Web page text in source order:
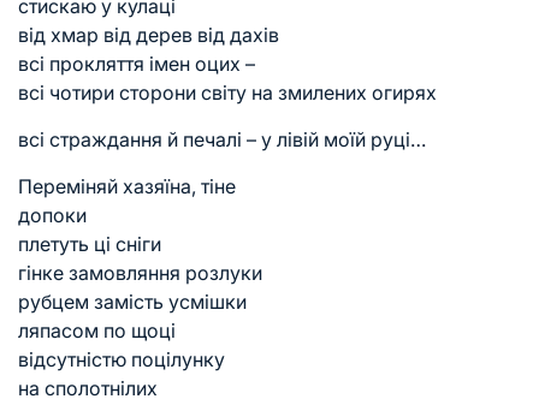
стискаю у кулаці
від хмар від дерев від дахів
всі прокляття імен оцих –
всі чотири сторони світу на змилених огирях
всі страждання й печалі – у лівій моїй руці…
Переміняй хазяїна, тіне
допоки
плетуть ці сніги
гінке замовляння розлуки
рубцем замість усмішки
ляпасом по щоці
відсутністю поцілунку
на сполотнілих